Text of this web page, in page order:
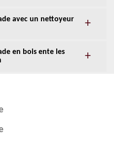
avec un nettoyeur
en bois ente les